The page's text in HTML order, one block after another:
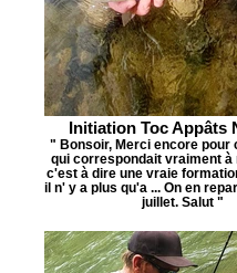
Initiation Toc Appâts
" Bonsoir, Merci encore pour
qui correspondait vraiment à
c'est à dire une vraie
il n' y a plus qu'a ... On en
juillet. Salut "